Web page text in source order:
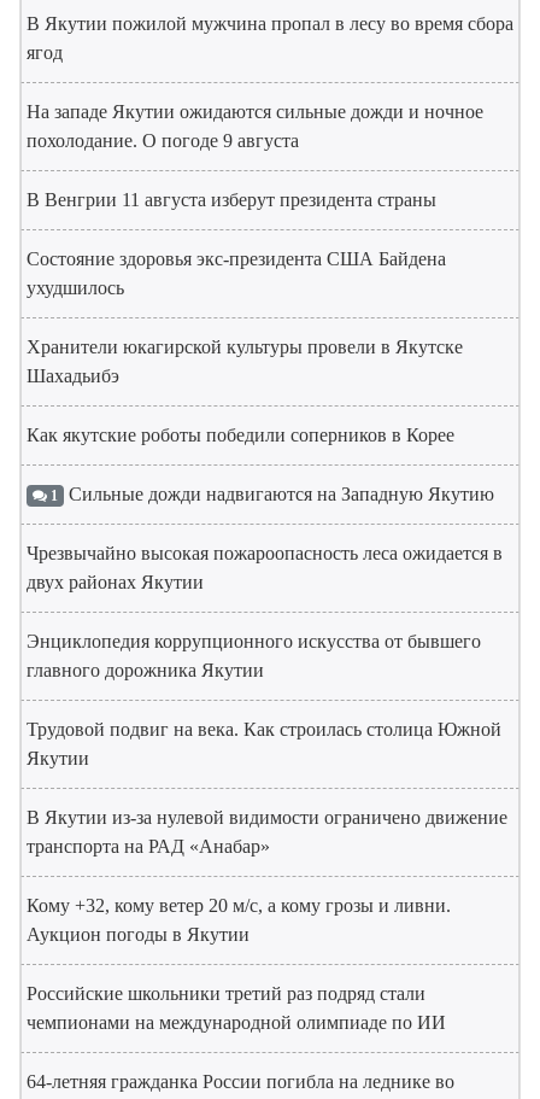
В Якутии пожилой мужчина пропал в лесу во время сбора
ягод
На западе Якутии ожидаются сильные дожди и ночное
похолодание. О погоде 9 августа
В Венгрии 11 августа изберут президента страны
Состояние здоровья экс-президента США Байдена
ухудшилось
Хранители юкагирской культуры провели в Якутске
Шахадьибэ
Как якутские роботы победили соперников в Корее
1 Сильные дожди надвигаются на Западную Якутию
Чрезвычайно высокая пожароопасность леса ожидается в
двух районах Якутии
Энциклопедия коррупционного искусства от бывшего
главного дорожника Якутии
Трудовой подвиг на века. Как строилась столица Южной
Якутии
В Якутии из-за нулевой видимости ограничено движение
транспорта на РАД «Анабар»
Кому +32, кому ветер 20 м/с, а кому грозы и ливни.
Аукцион погоды в Якутии
Российские школьники третий раз подряд стали
чемпионами на международной олимпиаде по ИИ
64-летняя гражданка России погибла на леднике во